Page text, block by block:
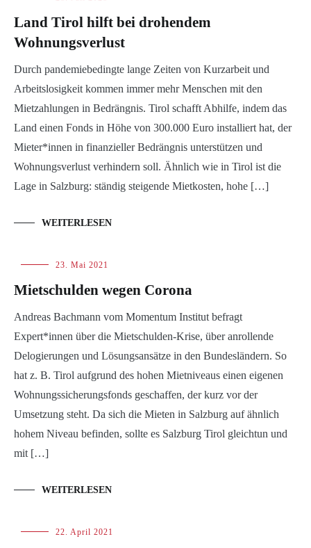
Land Tirol hilft bei drohendem
Wohnungsverlust
Durch pandemiebedingte lange Zeiten von Kurzarbeit und
Arbeitslosigkeit kommen immer mehr Menschen mit den
Mietzahlungen in Bedrängnis. Tirol schafft Abhilfe, indem das
Land einen Fonds in Höhe von 300.000 Euro installiert hat, der
Mieter*innen in finanzieller Bedrängnis unterstützen und
Wohnungsverlust verhindern soll. Ähnlich wie in Tirol ist die
Lage in Salzburg: ständig steigende Mietkosten, hohe […]
WEITERLESEN
Blog 23. Mai 2021
Mietschulden wegen Corona
Andreas Bachmann vom Momentum Institut befragt
Expert*innen über die Mietschulden-Krise, über anrollende
Delogierungen und Lösungsansätze in den Bundesländern. So
hat z. B. Tirol aufgrund des hohen Mietniveaus einen eigenen
Wohnungssicherungsfonds geschaffen, der kurz vor der
Umsetzung steht. Da sich die Mieten in Salzburg auf ähnlich
hohem Niveau befinden, sollte es Salzburg Tirol gleichtun und
mit […]
WEITERLESEN
Blog 22. April 2021